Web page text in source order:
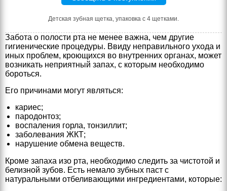
Детская зубная щетка, упаковка с 4 щетками.
Забота о полости рта не менее важна, чем другие
гигиенические процедуры. Ввиду неправильного ухода и
иных проблем, кроющихся во внутренних органах, может
возникать неприятный запах, с которым необходимо
бороться.
Его причинами могут являться:
кариес;
пародонтоз;
воспаления горла, тонзиллит;
заболевания ЖКТ;
нарушение обмена веществ.
Кроме запаха изо рта, необходимо следить за чистотой и
белизной зубов. Есть немало зубных паст с
натуральными отбеливающими ингредиентами, которые: